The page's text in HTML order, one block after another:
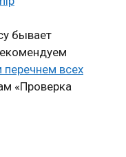
бывает
перечнем всех
«Проверка